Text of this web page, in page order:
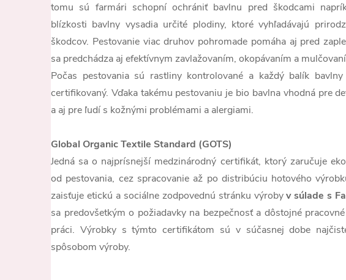
tomu sú farmári schopní ochrániť bavlnu pred škodcami
blízkosti bavlny vysadia určité plodiny, ktoré vyhľadávajú
škodcov. Pestovanie viac druhov pohromade pomáha aj pred
sa predchádza aj efektívnym zavlažovaním, okopávaním a
Počas pestovania sú rastliny kontrolované a každý balík
certifikovaný. Vďaka takému pestovaniu je bio bavlna vhodná pre
a aj pre ľudí s kožnými problémami a alergiami.
Global Organic Textile Standard (GOTS)
Jedná sa o najprísnejší medzinárodný certifikát, ktorý zaručuje
od pestovania, cez spracovanie až po distribúciu hotového
zaisťuje etickú a sociálne zodpovednú stránku výrobyv súlade s
sa predovšetkým o požiadavky na bezpečnosť a dôstojné
práci. Výrobky s týmto certifikátom sú v súčasnej dobe
spôsobom výroby.